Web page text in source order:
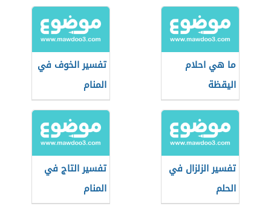
ما هي احلام
اليقظة
تفسير الخوف في
المنام
تفسير الزلزال في
الحلم
تفسير التاج في
المنام